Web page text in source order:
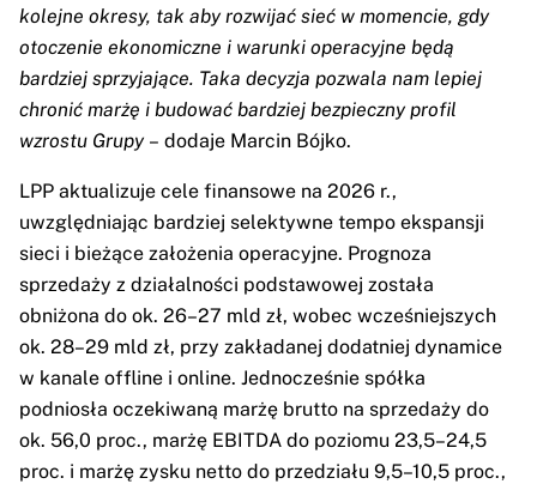
kolejne okresy, tak aby rozwijać sieć w momencie, gdy
otoczenie ekonomiczne i warunki operacyjne będą
bardziej sprzyjające. Taka decyzja pozwala nam lepiej
chronić marżę i budować bardziej bezpieczny profil
wzrostu Grupy – dodaje Marcin Bójko.
LPP aktualizuje cele finansowe na 2026 r.,
uwzględniając bardziej selektywne tempo ekspansji
sieci i bieżące założenia operacyjne. Prognoza
sprzedaży z działalności podstawowej została
obniżona do ok. 26–27 mld zł, wobec wcześniejszych
ok. 28–29 mld zł, przy zakładanej dodatniej dynamice
w kanale offline i online. Jednocześnie spółka
podniosła oczekiwaną marżę brutto na sprzedaży do
ok. 56,0 proc., marżę EBITDA do poziomu 23,5–24,5
proc. i marżę zysku netto do przedziału 9,5–10,5 proc.,